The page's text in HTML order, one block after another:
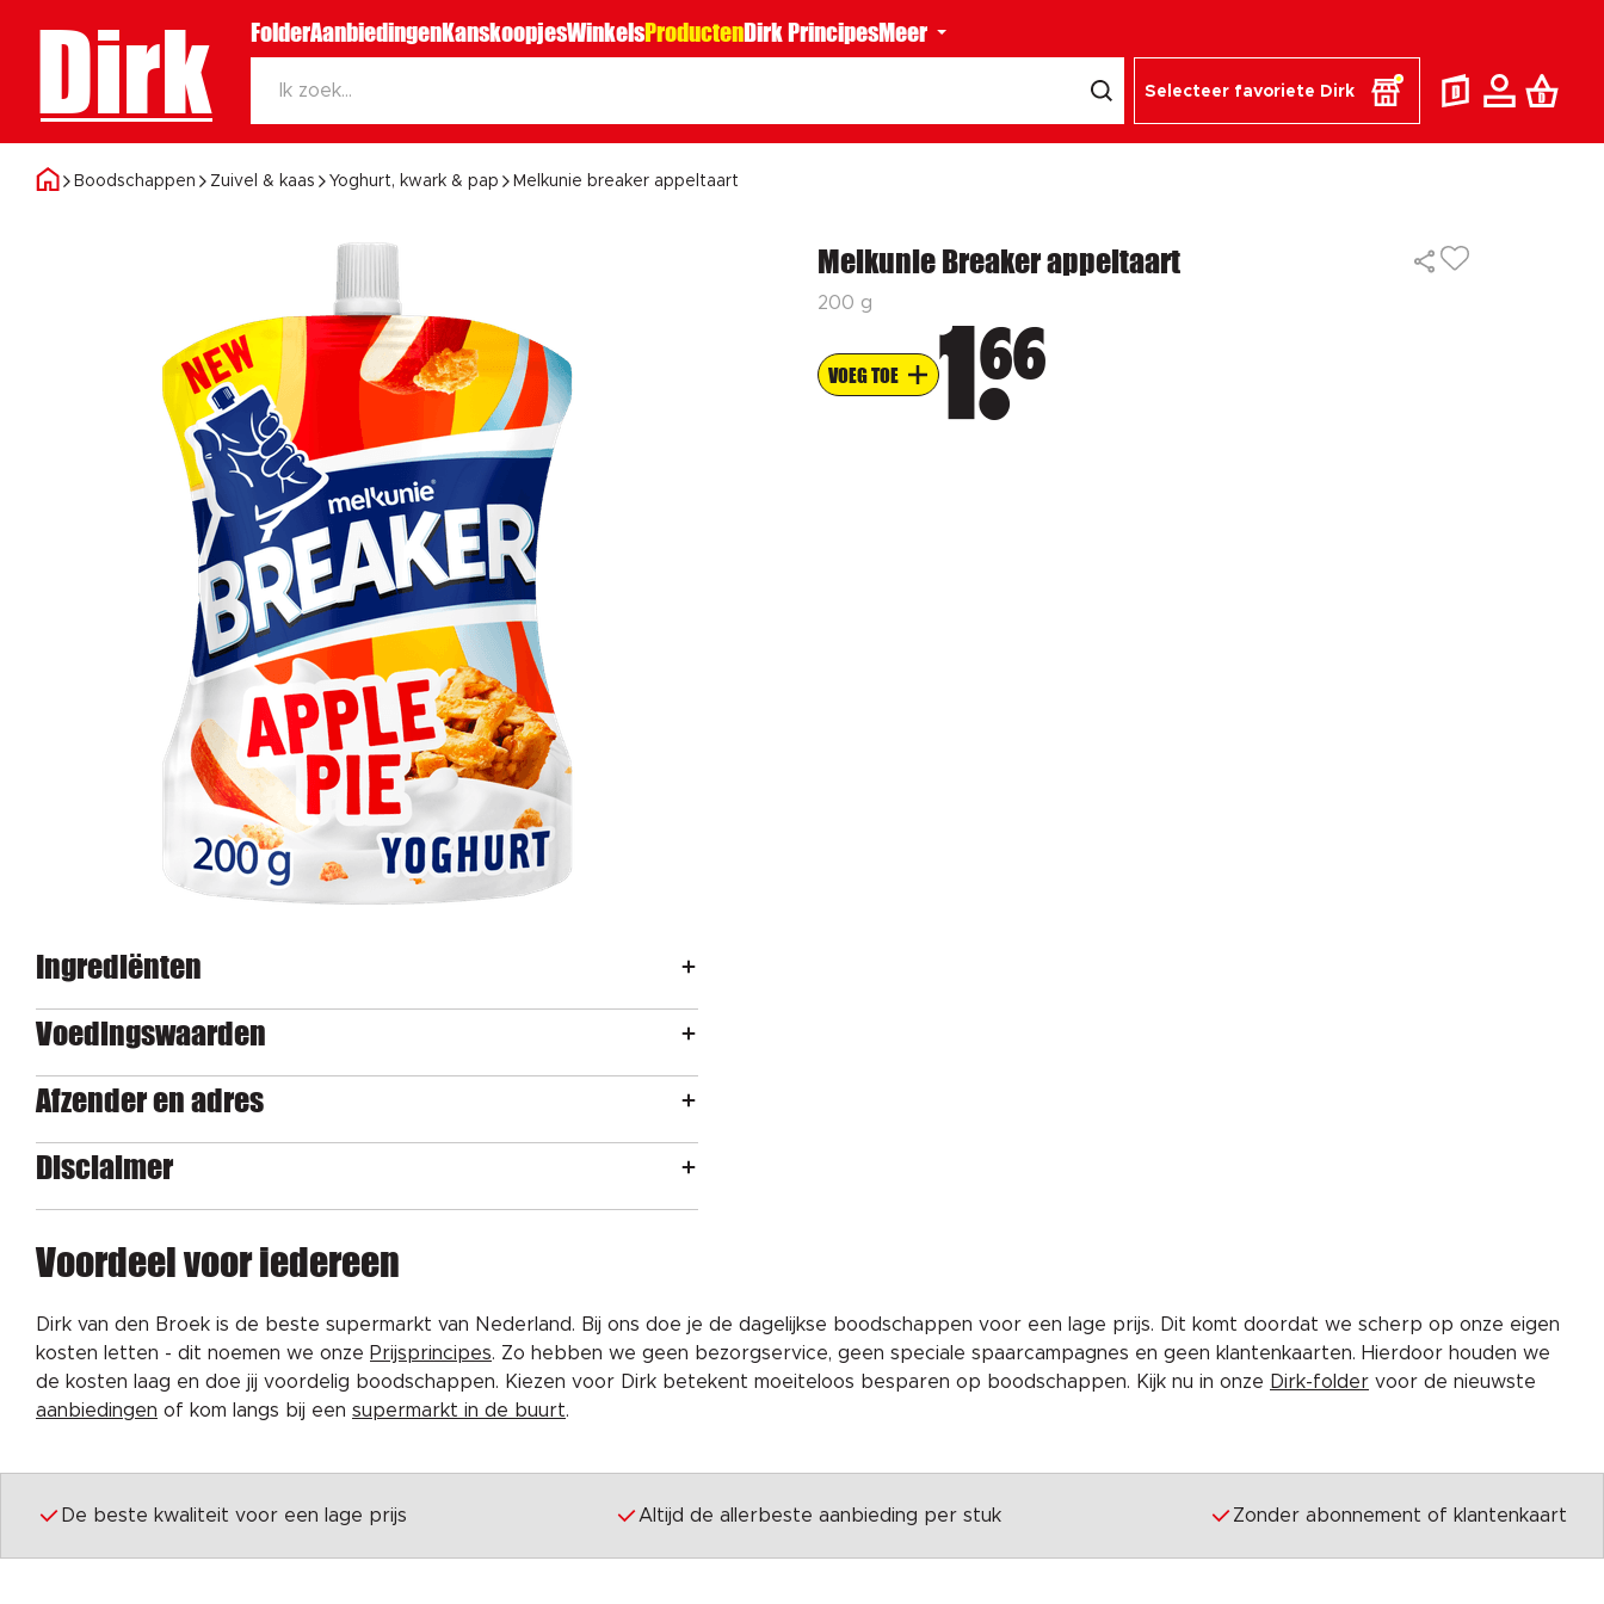
Dirk FolderAanbiedingenKanskoopjesWinkelsProductenDirk PrincipesMeer
Selecteer favoriete Dirk
Boodschappen Zuivel & kaas Yoghurt, kwark & pap Melkunie breaker appeltaart
Melkunie Breaker appeltaart
200 g
VOEG TOE 1 66
Ingrediënten
Voedingswaarden
Afzender en adres
Disclaimer
Voordeel voor iedereen
Dirk van den Broek is de beste supermarkt van Nederland. Bij ons doe je de dagelijkse boodschappen voor een lage prijs. Dit komt doordat we scherp op onze eigen
kosten letten - dit noemen we onze Prijsprincipes. Zo hebben we geen bezorgservice, geen speciale spaarcampagnes en geen klantenkaarten. Hierdoor houden we
de kosten laag en doe jij voordelig boodschappen. Kiezen voor Dirk betekent moeiteloos besparen op boodschappen. Kijk nu in onze Dirk-folder voor de nieuwste
aanbiedingen of kom langs bij een supermarkt in de buurt.
De beste kwaliteit voor een lage prijs Altijd de allerbeste aanbieding per stuk Zonder abonnement of klantenkaart